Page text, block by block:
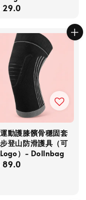
29.0
動護膝髕骨穩固套
步登山防滑護具（可
）- Dollnbag
89.0